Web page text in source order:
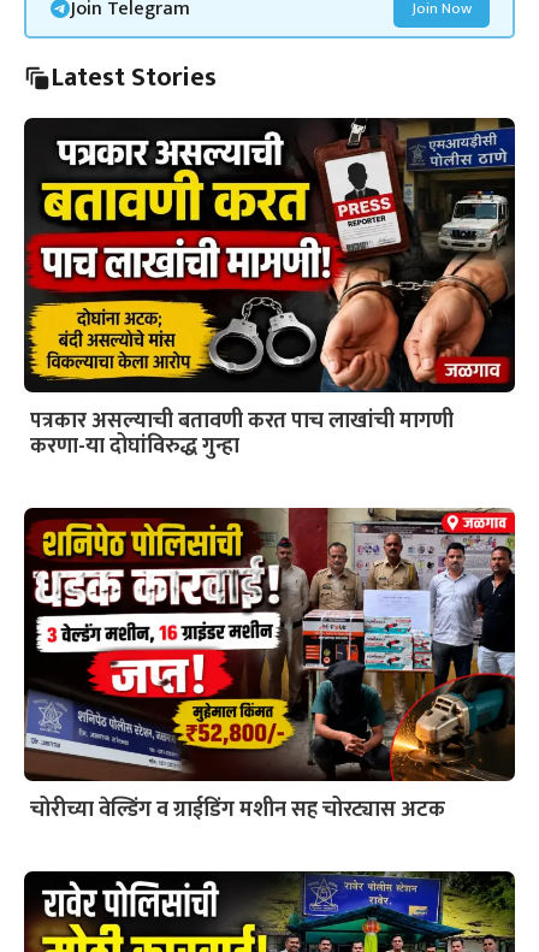
Join Telegram Join Now
Latest Stories
पत्रकार असल्याची बतावणी करत पाच लाखांची मागणी
करणा-या दोघांविरुद्ध गुन्हा
चोरीच्या वेल्डिंग व ग्राईडिंग मशीन सह चोरट्यास अटक